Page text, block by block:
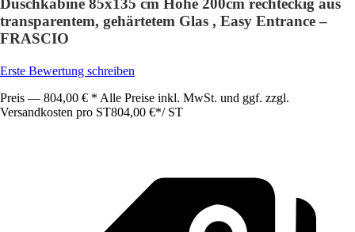
Duschkabine 85x135 cm Höhe 200cm rechteckig aus
transparentem, gehärtetem Glas , Easy Entrance –
FRASCIO
Erste Bewertung schreiben
Preis — 804,00 € * Alle Preise inkl. MwSt. und ggf. zzgl.
Versandkosten pro ST804,00 €*/ ST